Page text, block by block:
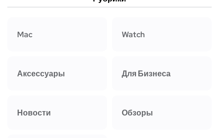
Mac Watch
Аксессуары Для Бизнеса
Новости Обзоры